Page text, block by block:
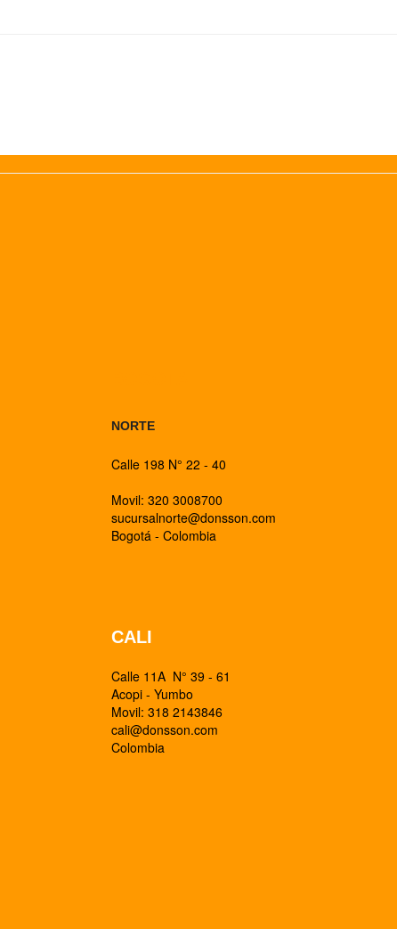
NORTE
Calle 198 N° 22 - 40
Movil: 320 3008700
sucursalnorte@donsson.com
Bogotá - Colombia
CALI
Calle 11A N° 39 - 61
Acopi - Yumbo
Movil: 318 2143846
cali@donsson.com
Colombia